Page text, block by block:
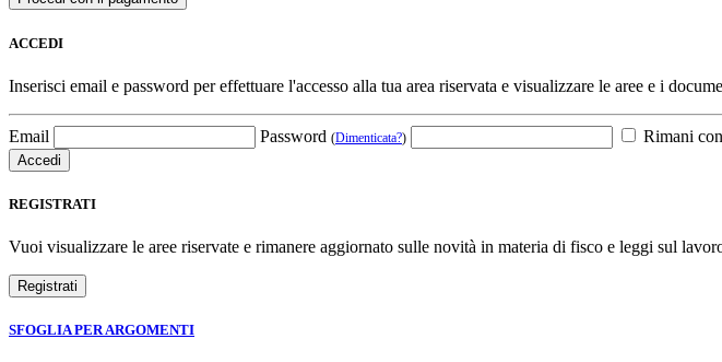
ACCEDI
Inserisci email e password per effettuare l'accesso alla tua area riservata e visualizzare le aree e i
Email Password (Dimenticata?) Rimani
REGISTRATI
Vuoi visualizzare le aree riservate e rimanere aggiornato sulle novità in materia di fisco e leggi sul
SFOGLIA PER ARGOMENTI